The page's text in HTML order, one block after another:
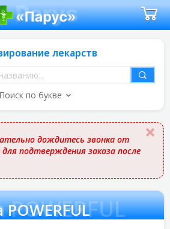
лекарств
Поиск по букве
дождитесь звонка от
подтверждения заказа после